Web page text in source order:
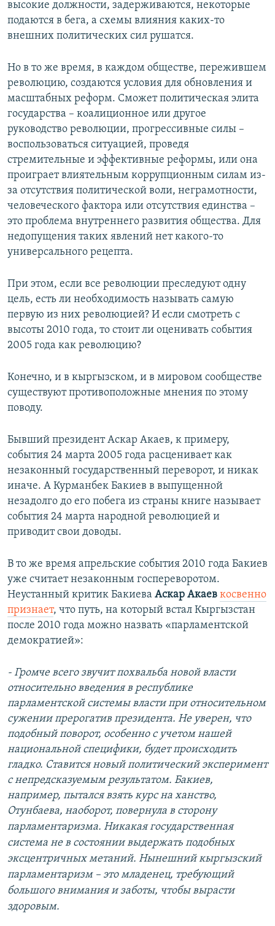
высокие должности, задерживаются, некоторые
подаются в бега, а схемы влияния каких-то
внешних политических сил рушатся.
Но в то же время, в каждом обществе, пережившем
революцию, создаются условия для обновления и
масштабных реформ. Сможет политическая элита
государства – коалиционное или другое
руководство революции, прогрессивные силы –
воспользоваться ситуацией, проведя
стремительные и эффективные реформы, или она
проиграет влиятельным коррупционным силам из-
за отсутствия политической воли, неграмотности,
человеческого фактора или отсутствия единства –
это проблема внутреннего развития общества. Для
недопущения таких явлений нет какого-то
универсального рецепта.
При этом, если все революции преследуют одну
цель, есть ли необходимость называть самую
первую из них революцией? И если смотреть с
высоты 2010 года, то стоит ли оценивать события
2005 года как революцию?
Конечно, и в кыргызском, и в мировом сообществе
существуют противоположные мнения по этому
поводу.
Бывший президент Аскар Акаев, к примеру,
события 24 марта 2005 года расценивает как
незаконный государственный переворот, и никак
иначе. А Курманбек Бакиев в выпущенной
незадолго до его побега из страны книге называет
события 24 марта народной революцией и
приводит свои доводы.
В то же время апрельские события 2010 года Бакиев
уже считает незаконным госпереворотом.
Неустанный критик Бакиева Аскар Акаев косвенно
признает, что путь, на который встал Кыргызстан
после 2010 года можно назвать «парламентской
демократией»:
- Громче всего звучит похвальба новой власти
относительно введения в республике
парламентской системы власти при относительном
сужении прерогатив президента. Не уверен, что
подобный поворот, особенно с учетом нашей
национальной специфики, будет происходить
гладко. Ставится новый политический эксперимент
с непредсказуемым результатом. Бакиев,
например, пытался взять курс на ханство,
Отунбаева, наоборот, повернула в сторону
парламентаризма. Никакая государственная
система не в состоянии выдержать подобных
эксцентричных метаний. Нынешний кыргызский
парламентаризм – это младенец, требующий
большого внимания и заботы, чтобы вырасти
здоровым.